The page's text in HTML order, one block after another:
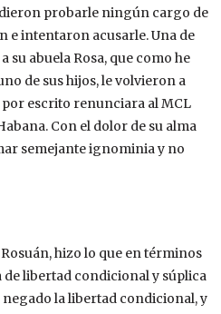
probarle ningún cargo de
e intentaron acusarle. Una de
su abuela Rosa, que como he
de sus hijos, le volvieron a
escrito renunciara al MCL
Con el dolor de su alma
semejante ignominia y no
hizo lo que en términos
de libertad condicional y súplica
negado la libertad condicional, y